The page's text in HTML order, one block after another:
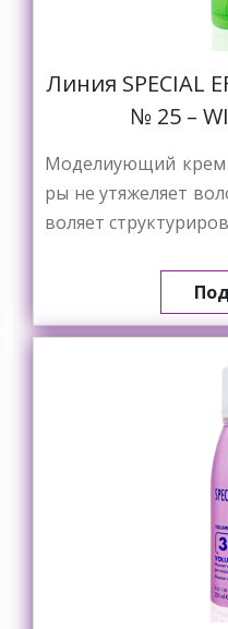
Линия SPECIAL
№ 25 –
Моделиующий крем
ры не утяжеляет
воляет